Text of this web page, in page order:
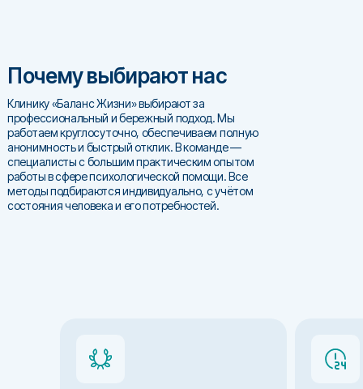
Клинику «Баланс Жизни» выбирают за
профессиональный и бережный подход. Мы
работаем круглосуточно, обеспечиваем полную
анонимность и быстрый отклик. В команде —
специалисты с большим практическим опытом
работы в сфере психологической помощи. Все
методы подбираются индивидуально, с учётом
состояния человека и его потребностей.
Почему выбирают нас